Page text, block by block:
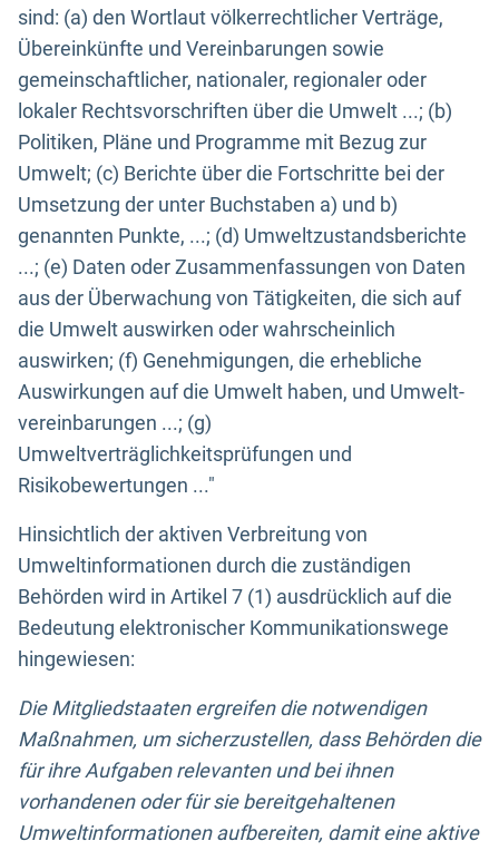
sind: (a) den Wortlaut völkerrechtlicher Verträge,
Übereinkünfte und Vereinbarungen sowie
gemeinschaftlicher, nationaler, regionaler oder
lokaler Rechtsvorschriften über die Umwelt ...; (b)
Politiken, Pläne und Programme mit Bezug zur
Umwelt; (c) Berichte über die Fortschritte bei der
Umsetzung der unter Buchstaben a) und b)
genannten Punkte, ...; (d) Umweltzustandsberichte
...; (e) Daten oder Zusammenfassungen von Daten
aus der Überwachung von Tätigkeiten, die sich auf
die Umwelt auswirken oder wahrscheinlich
auswirken; (f) Genehmigungen, die erhebliche
Auswirkungen auf die Umwelt haben, und Umwelt-
vereinbarungen ...; (g)
Umweltverträglichkeitsprüfungen und
Risikobewertungen ..."
Hinsichtlich der aktiven Verbreitung von
Umweltinformationen durch die zuständigen
Behörden wird in Artikel 7 (1) ausdrücklich auf die
Bedeutung elektronischer Kommunikationswege
hingewiesen:
Die Mitgliedstaaten ergreifen die notwendigen
Maßnahmen, um sicherzustellen, dass Behörden die
für ihre Aufgaben relevanten und bei ihnen
vorhandenen oder für sie bereitgehaltenen
Umweltinformationen aufbereiten, damit eine aktive